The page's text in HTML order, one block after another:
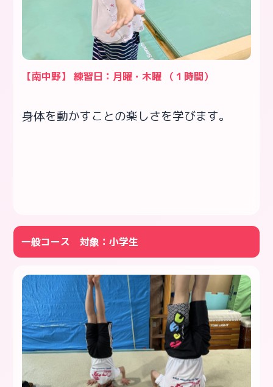
【南中野】 練習日：月曜・木曜 （１時間）
身体を動かすことの楽しさを学びます。
一般コース 対象：小学生